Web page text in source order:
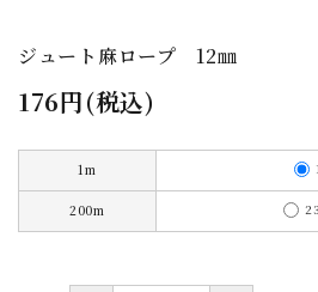
特定商取引法について
ジュート麻ロープ 12㎜
176円(税込)
1m
200m